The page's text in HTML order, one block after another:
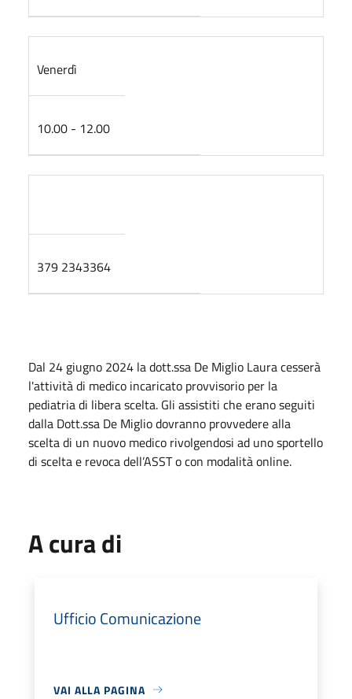
Venerdì
10.00 - 12.00
379 2343364
Dal 24 giugno 2024 la dott.ssa De Miglio Laura cesserà
l'attività di medico incaricato provvisorio per la
pediatria di libera scelta. Gli assistiti che erano seguiti
dalla Dott.ssa De Miglio dovranno provvedere alla
scelta di un nuovo medico rivolgendosi ad uno sportello
di scelta e revoca dell’ASST o con modalità online.
A cura di
Ufficio Comunicazione
VAI ALLA PAGINA